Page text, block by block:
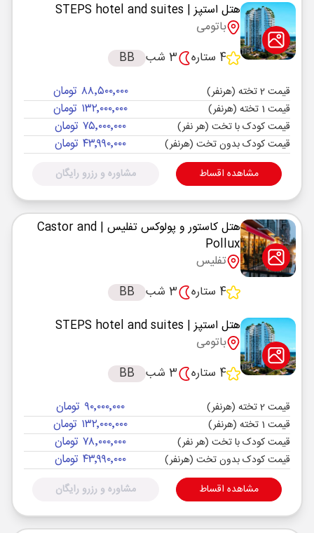
هتل استپز| STEPS hotel and suites
باتومی
4 ستاره
3 شب BB
قیمت 2 تخته (هرنفر) ۸۸٬۵۰۰٬۰۰۰ تومان
قیمت 1 تخته (هرنفر) ۱۳۲٬۰۰۰٬۰۰۰ تومان
قیمت کودک با تخت (هر نفر) ۷۵٬۰۰۰٬۰۰۰ تومان
قیمت کودک بدون تخت (هرنفر) ۴۳٬۹۹۰٬۰۰۰ تومان
مشاهده اقساط مشاوره و رزرو رایگان
هتل کاستور و پولوکس تفلیس | Castor and
Pollux
تفلیس
4 ستاره
3 شب
BB
هتل استپز| STEPS hotel and suites
باتومی
4 ستاره
3 شب BB
قیمت 2 تخته (هرنفر) ۹۰٬۰۰۰٬۰۰۰ تومان
قیمت 1 تخته (هرنفر) ۱۳۲٬۰۰۰٬۰۰۰ تومان
قیمت کودک با تخت (هر نفر) ۷۸٬۰۰۰٬۰۰۰ تومان
قیمت کودک بدون تخت (هرنفر) ۴۳٬۹۹۰٬۰۰۰ تومان
مشاهده اقساط مشاوره و رزرو رایگان